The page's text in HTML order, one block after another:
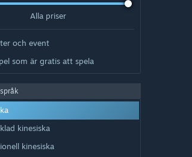
Alla priser
och event
som är gratis att spela
kinesiska
kinesiska